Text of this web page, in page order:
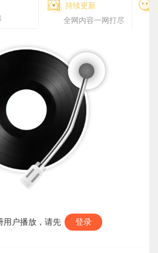
持续更新
全网内容一网打尽
用户播放，请先 登录